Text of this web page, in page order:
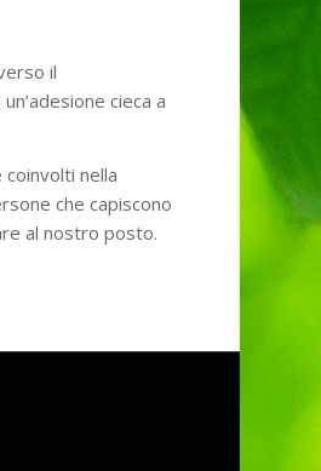
il
cieca a
nella
che capiscono
al nostro posto.